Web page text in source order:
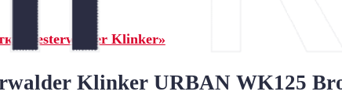
Westerwalder Klinker»
Klinker URBAN WK125